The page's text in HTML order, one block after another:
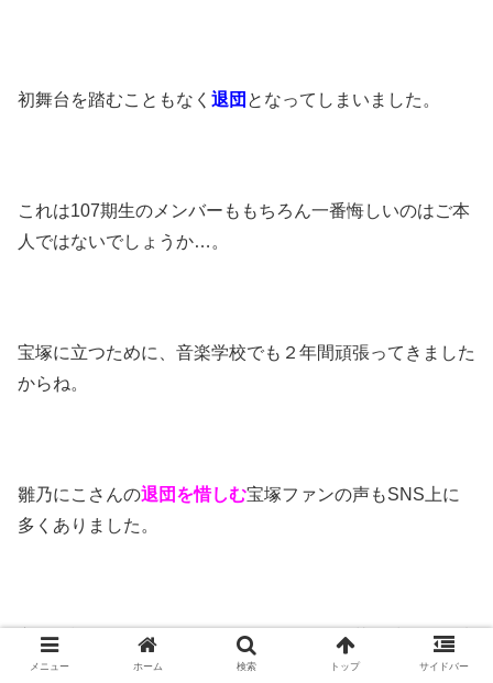
初舞台を踏むこともなく 退団 となってしまいました。
これは107期生のメンバーももちろん一番悔しいのはご本
人ではないでしょうか…。
宝塚に立つために、音楽学校でも２年間頑張ってきました
からね。
雛乃にこさんの退団を惜しむ宝塚ファンの声もSNS上に
多くありました。
宝塚は退団してしまいましたが、まだまだ若い彼女の将来
が明るいものになることを祈ってます。
メニュー ホーム 検索 トップ サイドバー